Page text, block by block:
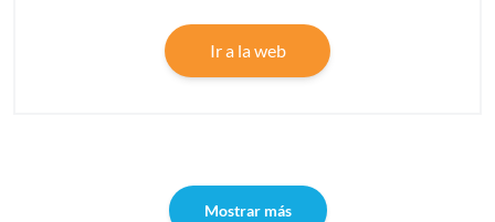
Ir a la web
Mostrar más